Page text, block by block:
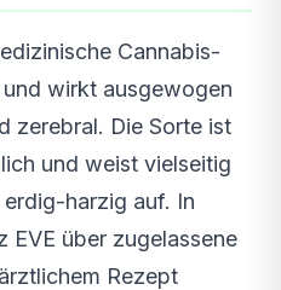
Cannabis-
und wirkt ausgewogen
zerebral. Die Sorte ist
und weist vielseitig
harzig auf. In
EVE über zugelassene
Rezept